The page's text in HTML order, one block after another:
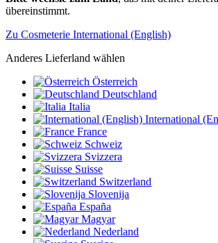
übereinstimmt.
Zu Cosmeterie International (English)
Anderes Lieferland wählen
Österreich
Deutschland
Italia
International
France
Schweiz
Svizzera
Suisse
Switzerland
Slovenija
España
Magyar
Nederland